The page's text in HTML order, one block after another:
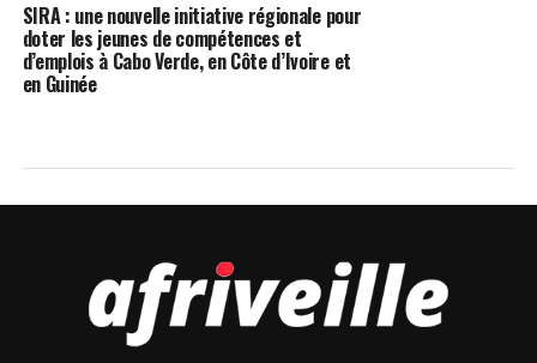
SIRA : une nouvelle initiative régionale pour
doter les jeunes de compétences et
d’emplois à Cabo Verde, en Côte d’Ivoire et
en Guinée